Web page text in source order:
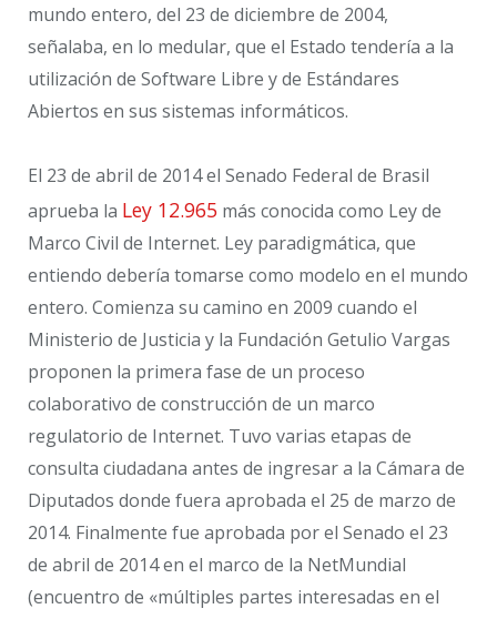
mundo entero, del 23 de diciembre de 2004,
señalaba, en lo medular, que el Estado tendería a la
utilización de Software Libre y de Estándares
Abiertos en sus sistemas informáticos.
El 23 de abril de 2014 el Senado Federal de Brasil
aprueba la Ley 12.965 más conocida como Ley de
Marco Civil de Internet. Ley paradigmática, que
entiendo debería tomarse como modelo en el mundo
entero. Comienza su camino en 2009 cuando el
Ministerio de Justicia y la Fundación Getulio Vargas
proponen la primera fase de un proceso
colaborativo de construcción de un marco
regulatorio de Internet. Tuvo varias etapas de
consulta ciudadana antes de ingresar a la Cámara de
Diputados donde fuera aprobada el 25 de marzo de
2014. Finalmente fue aprobada por el Senado el 23
de abril de 2014 en el marco de la NetMundial
(encuentro de «múltiples partes interesadas en el